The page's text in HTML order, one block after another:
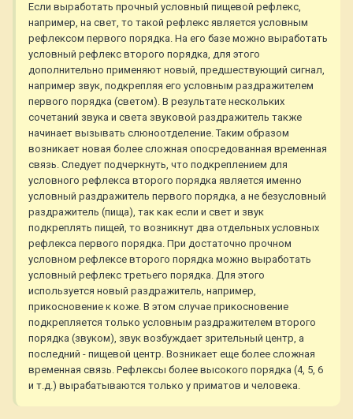
Если выработать прочный условный пищевой рефлекс,
например, на свет, то такой рефлекс является условным
рефлексом первого порядка. На его базе можно выработать
условный рефлекс второго порядка, для этого
дополнительно применяют новый, предшествующий сигнал,
например звук, подкрепляя его условным раздражителем
первого порядка (светом). В результате нескольких
сочетаний звука и света звуковой раздражитель также
начинает вызывать слюноотделение. Таким образом
возникает новая более сложная опосредованная временная
связь. Следует подчеркнуть, что подкреплением для
условного рефлекса второго порядка является именно
условный раздражитель первого порядка, а не безусловный
раздражитель (пища), так как если и свет и звук
подкреплять пищей, то возникнут два отдельных условных
рефлекса первого порядка. При достаточно прочном
условном рефлексе второго порядка можно выработать
условный рефлекс третьего порядка. Для этого
используется новый раздражитель, например,
прикосновение к коже. В этом случае прикосновение
подкрепляется только условным раздражителем второго
порядка (звуком), звук возбуждает зрительный центр, а
последний - пищевой центр. Возникает еще более сложная
временная связь. Рефлексы более высокого порядка (4, 5, 6
и т.д.) вырабатываются только у приматов и человека.